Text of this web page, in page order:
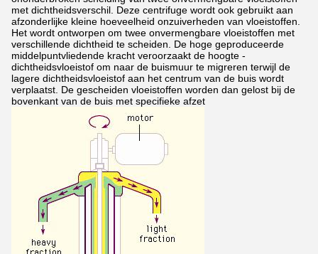
met dichtheidsverschil. Deze centrifuge wordt ook gebruikt aan
afzonderlijke kleine hoeveelheid onzuiverheden van vloeistoffen.
Het wordt ontworpen om twee onvermengbare vloeistoffen met
verschillende dichtheid te scheiden. De hoge geproduceerde
middelpuntvliedende kracht veroorzaakt de hoogte -
dichtheidsvloeistof om naar de buismuur te migreren terwijl de
lagere dichtheidsvloeistof aan het centrum van de buis wordt
verplaatst. De gescheiden vloeistoffen worden dan gelost bij de
bovenkant van de buis met specifieke afzet